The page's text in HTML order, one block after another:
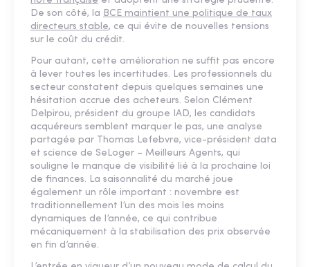
De son côté, la BCE maintient une politique de taux
directeurs stable, ce qui évite de nouvelles tensions
sur le coût du crédit.
Pour autant, cette amélioration ne suffit pas encore
à lever toutes les incertitudes. Les professionnels du
secteur constatent depuis quelques semaines une
hésitation accrue des acheteurs. Selon Clément
Delpirou, président du groupe IAD, les candidats
acquéreurs semblent marquer le pas, une analyse
partagée par Thomas Lefebvre, vice-président data
et science de SeLoger – Meilleurs Agents, qui
souligne le manque de visibilité lié à la prochaine loi
de finances. La saisonnalité du marché joue
également un rôle important : novembre est
traditionnellement l’un des mois les moins
dynamiques de l’année, ce qui contribue
mécaniquement à la stabilisation des prix observée
en fin d’année.